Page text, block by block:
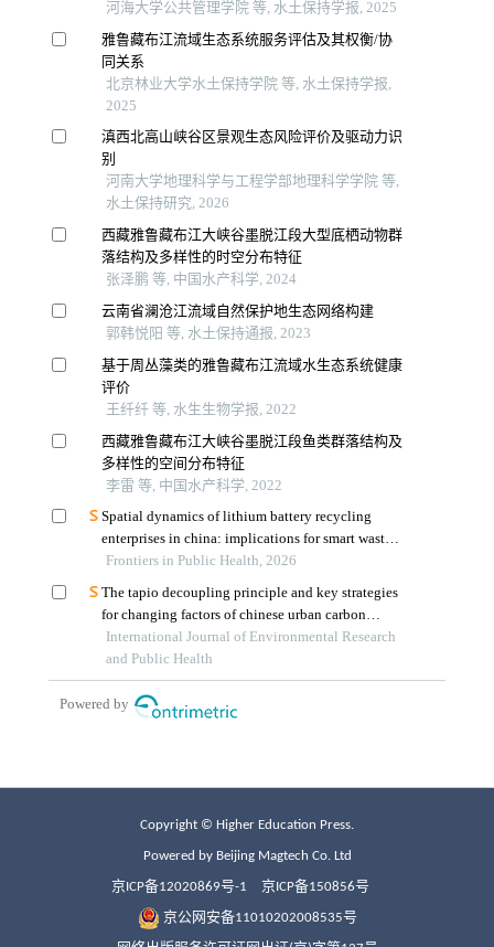
Copyright © Higher Education Press.
Powered by Beijing Magtech Co. Ltd
京ICP备12020869号-1 京ICP备150856号
京公网安备11010202008535号